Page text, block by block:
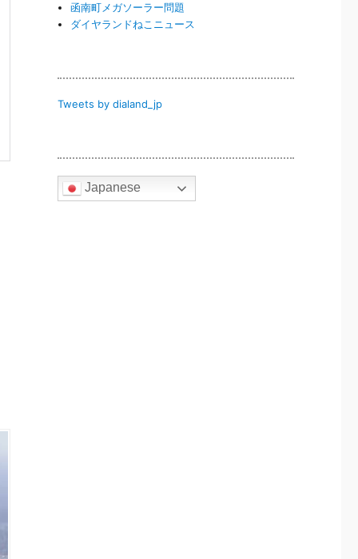
函南町メガソーラー問題
ダイヤランドねこニュース
Tweets by dialand_jp
Japanese